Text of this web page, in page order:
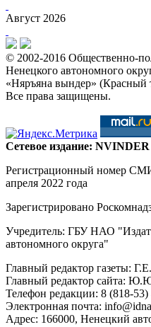
Август 2026
© 2002-2016 Общественно-
Ненецкого автономного
«Няръяна вындер» (Красный
Все права защищены.
Сетевое издание: NVINDER
Регистрационный номер
апреля 2022 года
Зарегистрировано
Учредитель: ГБУ НАО
автономного округа"
Главный редактор газеты:
Главный редактор сайта:
Телефон редакции: 8 (818-53)
Электронная почта:
Адрес: 166000, Ненецкий